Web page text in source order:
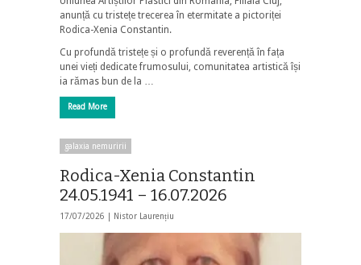
anunță cu tristețe trecerea în etermitate a pictoriței
Rodica-Xenia Constantin.
Cu profundă tristețe și o profundă reverență în fața
unei vieți dedicate frumosului, comunitatea artistică își
ia rămas bun de la …
Read More
galaxia nemuririi
Rodica-Xenia Constantin
24.05.1941 – 16.07.2026
17/07/2026 | Nistor Laurențiu